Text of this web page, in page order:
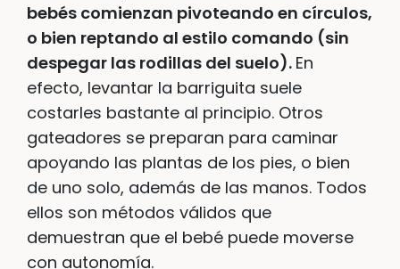
bebés comienzan pivoteando en círculos,
o bien reptando al estilo comando (sin
despegar las rodillas del suelo). En
efecto, levantar la barriguita suele
costarles bastante al principio. Otros
gateadores se preparan para caminar
apoyando las plantas de los pies, o bien
de uno solo, además de las manos. Todos
ellos son métodos válidos que
demuestran que el bebé puede moverse
con autonomía.